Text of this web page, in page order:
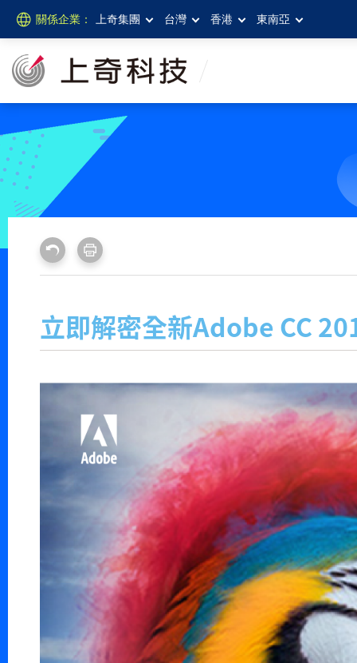
關係企業： 上奇集團 台灣 香港 東南亞
立即解密全新Adobe CC